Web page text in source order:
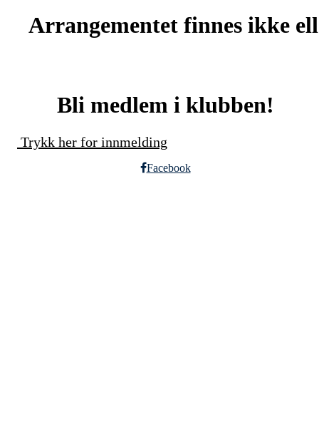
Arrangementet finnes ikke
Bli medlem i klubben!
Trykk her for innmelding
Facebook